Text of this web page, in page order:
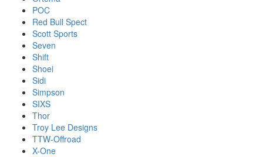
POC
Red Bull Spect
Scott Sports
Seven
Shift
Shoei
Sidi
Simpson
SIXS
Thor
Troy Lee Designs
TTW-Offroad
X-One